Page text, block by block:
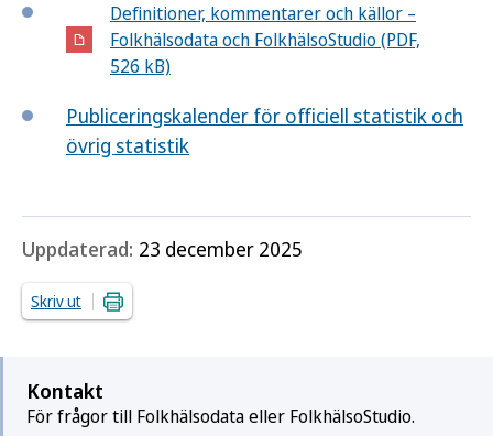
Definitioner, kommentarer och källor –
Folkhälsodata och FolkhälsoStudio (PDF,
526 kB)
Publiceringskalender för officiell statistik och
övrig statistik
Uppdaterad: 23 december 2025
Skriv ut
Kontakt
För frågor till Folkhälsodata eller FolkhälsoStudio.